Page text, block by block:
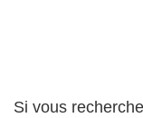
Si vous